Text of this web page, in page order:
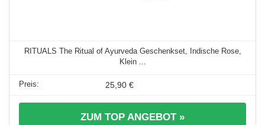
RITUALS The Ritual of Ayurveda Geschenkset, Indische Rose,
Klein ...
25,90 €
ZUM TOP ANGEBOT »